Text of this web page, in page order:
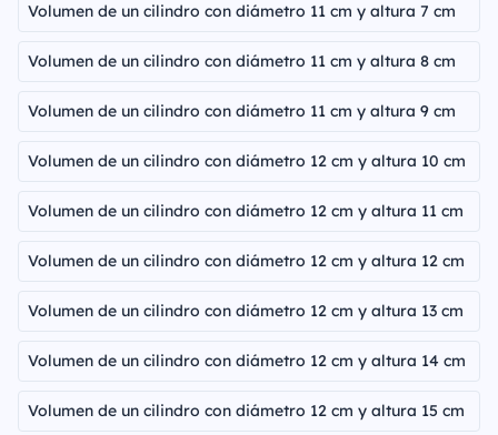
Volumen de un cilindro con diámetro 11 cm y altura 7 cm
Volumen de un cilindro con diámetro 11 cm y altura 8 cm
Volumen de un cilindro con diámetro 11 cm y altura 9 cm
Volumen de un cilindro con diámetro 12 cm y altura 10 cm
Volumen de un cilindro con diámetro 12 cm y altura 11 cm
Volumen de un cilindro con diámetro 12 cm y altura 12 cm
Volumen de un cilindro con diámetro 12 cm y altura 13 cm
Volumen de un cilindro con diámetro 12 cm y altura 14 cm
Volumen de un cilindro con diámetro 12 cm y altura 15 cm